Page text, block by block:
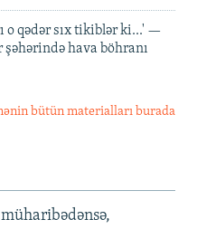
o qədər sıx tikiblər ki...' —
şəhərində hava böhranı
bütün materialları burada